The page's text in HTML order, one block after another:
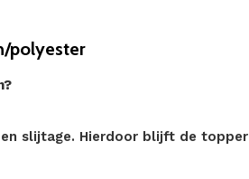
polyester
slijtage. Hierdoor blijft de topper